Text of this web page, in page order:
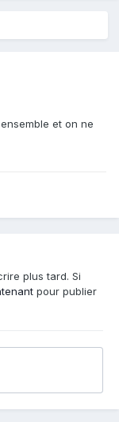
et on ne
plus tard. Si
pour publier